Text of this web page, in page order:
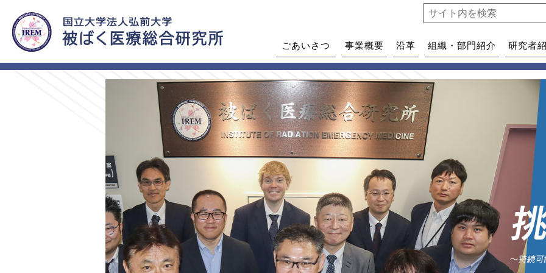
ごあいさつ 事業概要 沿革 組織・部門紹介 研究者